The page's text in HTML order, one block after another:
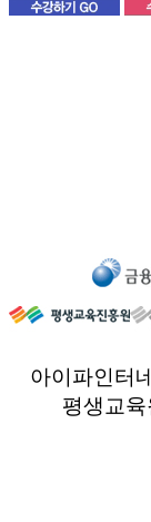
아이파인터
평생교육